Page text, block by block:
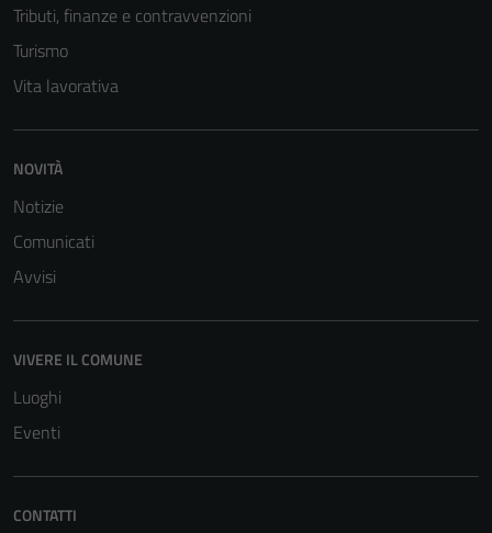
Tributi, finanze e contravvenzioni
Turismo
Vita lavorativa
NOVITÀ
Notizie
Comunicati
Avvisi
VIVERE IL COMUNE
Luoghi
Eventi
CONTATTI